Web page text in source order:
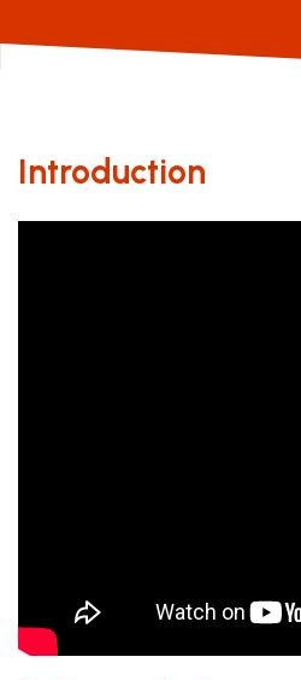
Introduction